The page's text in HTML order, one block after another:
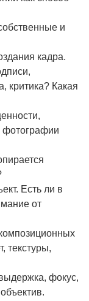
и
кадра.
критика? Какая
Есть ли в
от
текстуры,
фокус,